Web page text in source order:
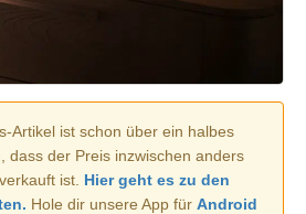
Artikel ist schon über ein halbes
dass der Preis inzwischen anders
ist. Hier geht es zu den
Hole dir unsere App für Android